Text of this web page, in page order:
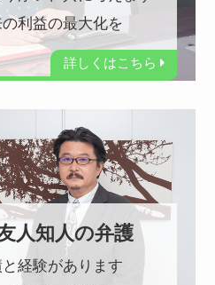
利益の最大化を
詳しくはこちら
人知人の弁護
経験があります